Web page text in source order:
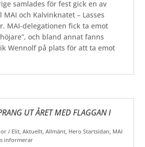
samlades för fest gick en av
och Kalvinknatet – Lasses
MAI-delegationen fick ta emot
och bland annat fanns
Wennolf på plats för att ta emot
UT ÅRET MED FLAGGAN I
/ Elit ,Aktuellt ,Allmänt Hero Startsidan MAI
informerar